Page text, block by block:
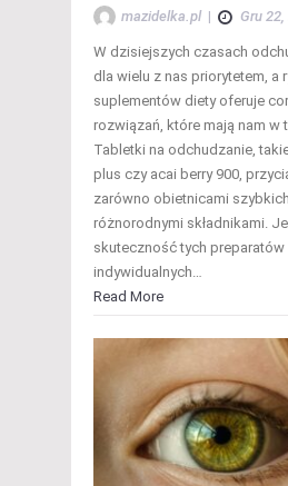
mazidelka.pl | Gru
W dzisiejszych czasach
dla wielu z nas priorytetem, a
suplementów diety oferuje
rozwiązań, które mają nam w
Tabletki na odchudzanie,
plus czy acai berry 900,
zarówno obietnicami
różnorodnymi składnikami.
skuteczność tych
indywidualnych…
Read More